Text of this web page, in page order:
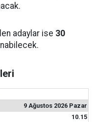
adaylar ise 30
9 Ağustos 2026 Pazar
10.15